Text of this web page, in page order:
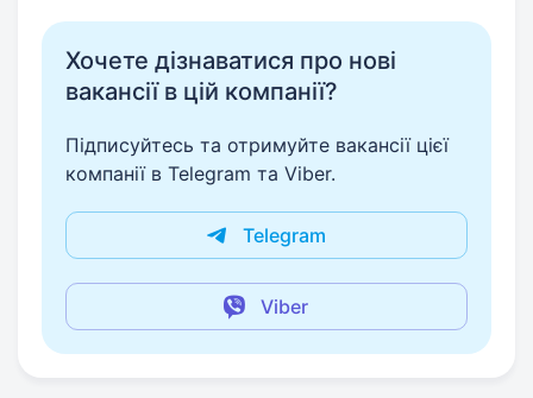
Хочете дізнаватися про нові
вакансії в цій компанії?
Підписуйтесь та отримуйте вакансії цієї
компанії в Telegram та Viber.
Telegram
Viber